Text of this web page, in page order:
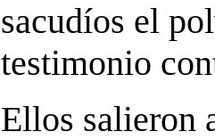
sacudíos el
testimonio
Ellos salieron